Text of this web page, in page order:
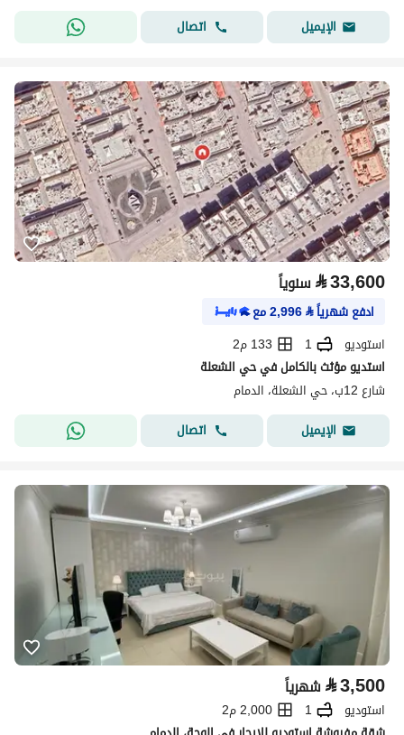
الإيميل
اتصال
⃁33,600 سنوياً
ادفع شهرياً⃁
2,996مع
استوديو
1
133 م2
استديو مؤثث بالكامل في حي الشعلة
شارع 12ب، حي الشعلة، الدمام
الإيميل
اتصال
⃁3,500 شهرياً
استوديو 1
2,000 م2